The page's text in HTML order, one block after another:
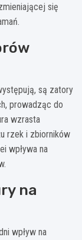
się
są zatory
prowadząc do
wzrasta
rzek i zbiorników
wpływa na
na
wpływ na